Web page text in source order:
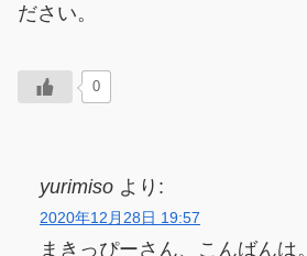
ださい。
0
yurimiso より:
2020年12月28日 19:57
まきっぴーさん、こんばんは。